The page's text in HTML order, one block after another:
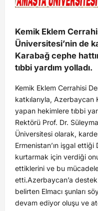
Kemik Eklem
Üniversitesi’nin de
Karabağ cephe
tıbbi yardım yolladı.
Kemik Eklem Cerrahisi
katkılarıyla,
yapan hekimlere tıbbi
Rektörü Prof. Dr.
Üniversitesi olarak,
Ermenistan’ın işgal ettiği
kurtarmak için verdiği
ettiklerini ve bu
etti.Azerbaycan’a
belirten Elmacı şunları
devam ediyor oluşu ve